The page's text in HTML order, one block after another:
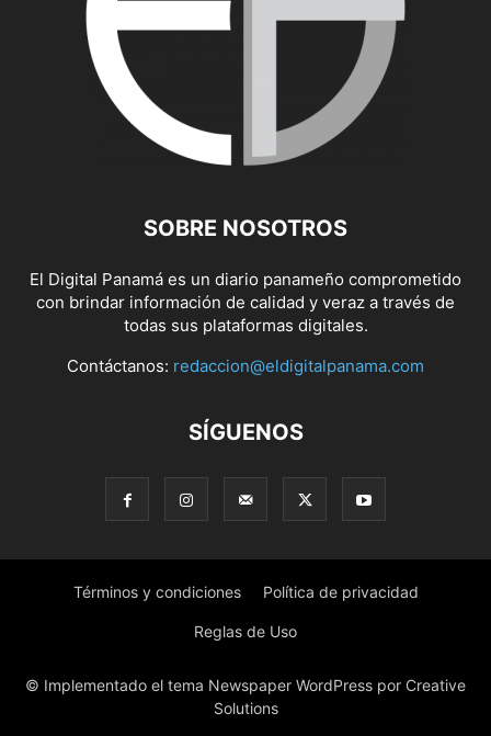
SOBRE NOSOTROS
El Digital Panamá es un diario panameño comprometido
con brindar información de calidad y veraz a través de
todas sus plataformas digitales.
Contáctanos: redaccion@eldigitalpanama.com
SÍGUENOS
Términos y condiciones Política de privacidad
Reglas de Uso
© Implementado el tema Newspaper WordPress por Creative
Solutions